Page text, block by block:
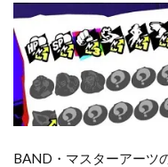
BAND・マスターアーツ